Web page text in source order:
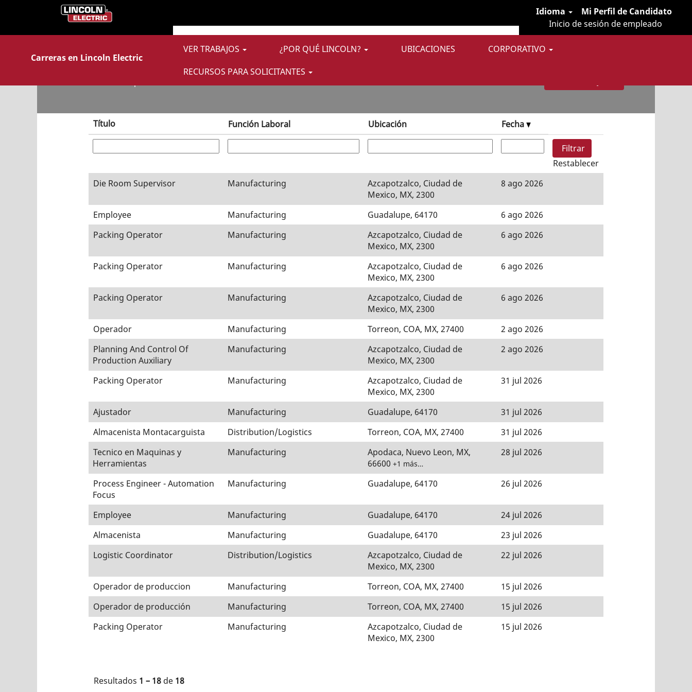
Idioma
Mi Perfil de Candidato
Inicio de sesión de empleado
Carreras en Lincoln Electric
VER TRABAJOS ¿POR QUÉ LINCOLN? UBICACIONES
CORPORATIVO
RECURSOS PARA SOLICITANTES
Inicio
Resultados de búsqueda de"".
Título Función Laboral Ubicación Fecha
Restablecer
Die Room Supervisor
Manufacturing
Azcapotzalco, Ciudad de
Mexico, MX, 2300
8 ago 2026
Employee Manufacturing Guadalupe, 64170
6 ago 2026
Packing Operator
Manufacturing
Azcapotzalco, Ciudad de
Mexico, MX, 2300
6 ago 2026
Packing Operator Manufacturing
Azcapotzalco, Ciudad de
Mexico, MX, 2300
6 ago 2026
Packing Operator Manufacturing
Azcapotzalco, Ciudad de
Mexico, MX, 2300
6 ago 2026
Operador Manufacturing Torreon, COA, MX, 27400
2 ago 2026
Planning And Control Of
Production Auxiliary
Manufacturing
Azcapotzalco, Ciudad de
Mexico, MX, 2300
2 ago 2026
Packing Operator Manufacturing
Azcapotzalco, Ciudad de
Mexico, MX, 2300
31 jul 2026
Ajustador Manufacturing Guadalupe, 64170
31 jul 2026
Almacenista Montacarguista
Distribution/Logistics Torreon, COA, MX, 27400
31 jul 2026
Tecnico en Maquinas y
Herramientas
Manufacturing
Apodaca, Nuevo Leon, MX,
66600 +1 más…
28 jul 2026
Process Engineer - Automation
Focus
Manufacturing Guadalupe, 64170 26 jul 2026
Employee Manufacturing Guadalupe, 64170
24 jul 2026
Almacenista
Manufacturing Guadalupe, 64170
23 jul 2026
Logistic Coordinator
Distribution/Logistics
Azcapotzalco, Ciudad de
Mexico, MX, 2300
22 jul 2026
Operador de produccion Manufacturing Torreon, COA, MX, 27400
15 jul 2026
Operador de producción
Manufacturing Torreon, COA, MX, 27400
15 jul 2026
Packing Operator
Manufacturing
Azcapotzalco, Ciudad de
Mexico, MX, 2300
15 jul 2026
Resultados 1 – 18 de 18